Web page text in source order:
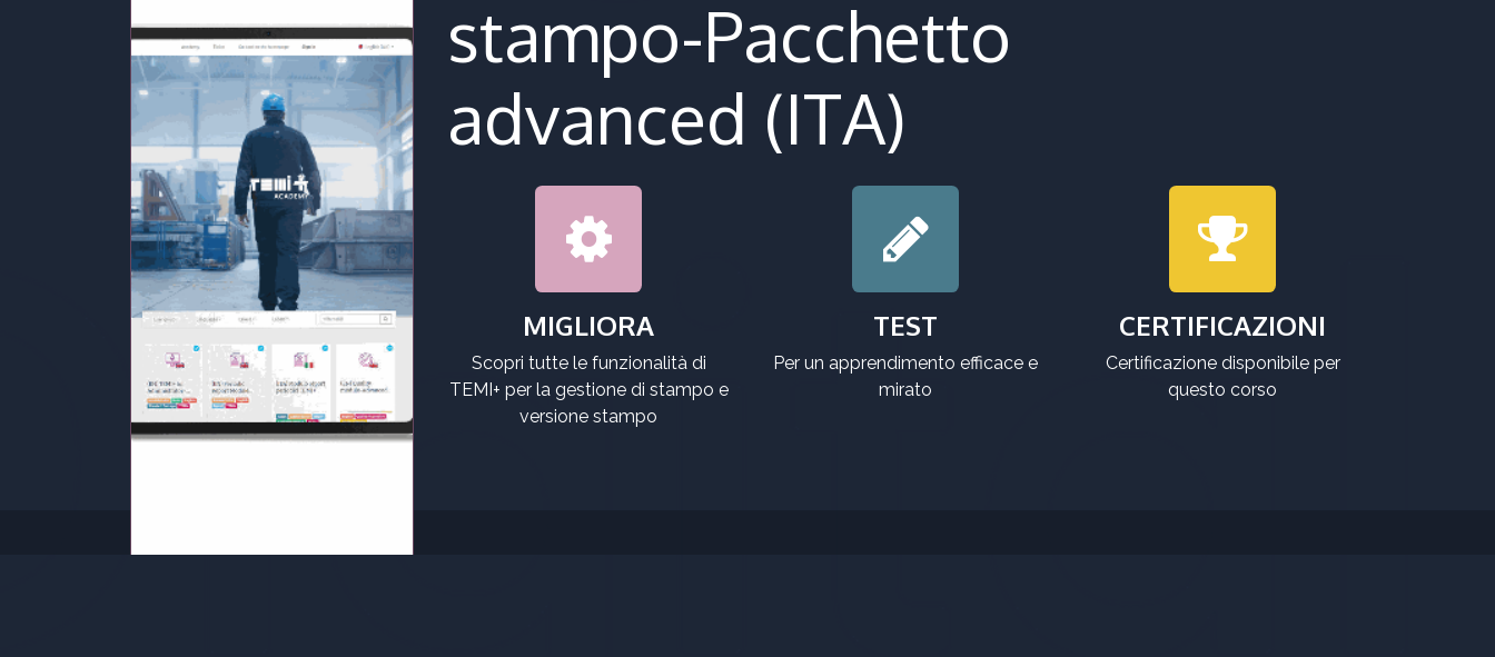
stampo-Pacchetto
advanced (ITA)
MIGLIORA
Scopri tutte le funzionalità di
TEMI+ per la gestione di stampo e
versione stampo
TEST
Per un apprendimento efficace e
mirato
CERTIFICAZIONI
Certificazione disponibile per
questo corso